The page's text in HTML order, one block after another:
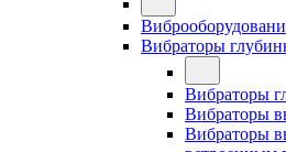
Вибраторы
Вибраторы
Вибраторы
Вибраторы